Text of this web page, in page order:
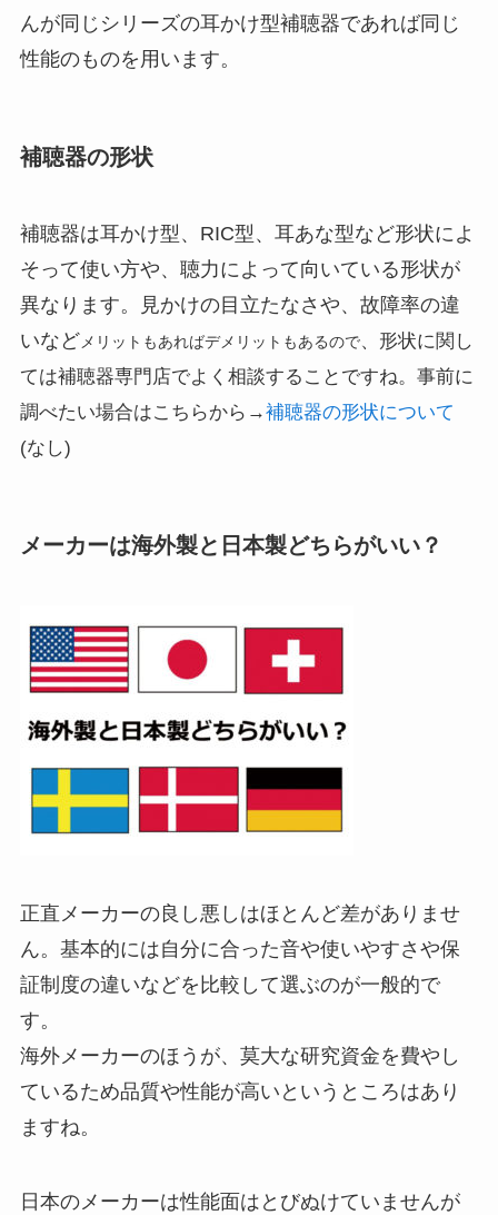
んが同じシリーズの耳かけ型補聴器であれば同じ
性能のものを用います。
補聴器の形状
補聴器は耳かけ型、RIC型、耳あな型など形状によ
そって使い方や、聴力によって向いている形状が
異なります。見かけの目立たなさや、故障率の違
いなど メリットもあればデメリットもあるので、形状に関し
ては補聴器専門店でよく相談することですね。事前に
調べたい場合はこちらから→補聴器の形状について
(なし)
メーカーは海外製と日本製どちらがいい？
正直メーカーの良し悪しはほとんど差がありませ
ん。基本的には自分に合った音や使いやすさや保
証制度の違いなどを比較して選ぶのが一般的で
す。
海外メーカーのほうが、莫大な研究資金を費やし
ているため品質や性能が高いというところはあり
ますね。
日本のメーカーは性能面はとびぬけていませんが